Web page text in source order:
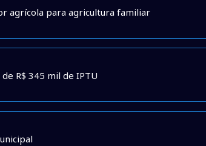
agrícola para agricultura familiar
R$ 345 mil de IPTU